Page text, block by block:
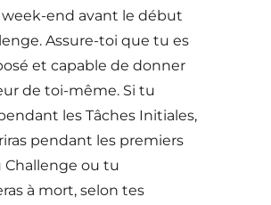
week-end avant le début
Assure-toi que tu es
et capable de donner
de toi-même. Si tu
les Tâches Initiales,
pendant les premiers
Challenge ou tu
à mort, selon tes